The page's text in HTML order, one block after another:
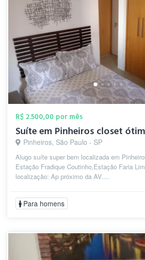
R$ 2.500,00 por mês
Suíte em Pinheiros closet
Pinheiros, São Paulo - SP
Alugo suíte super bem localizada em
Estação Fradique Coutinho,Estação Faria
localização: Ap próximo da AV....
Para homens